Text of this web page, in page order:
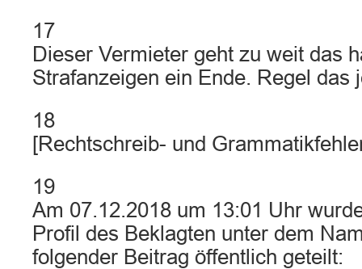
17
Dieser Vermieter geht zu weit das
Strafanzeigen ein Ende. Regel das
18
[Rechtschreib- und
19
Am 07.12.2018 um 13:01 Uhr
Profil des Beklagten unter dem
folgender Beitrag öffentlich geteilt: